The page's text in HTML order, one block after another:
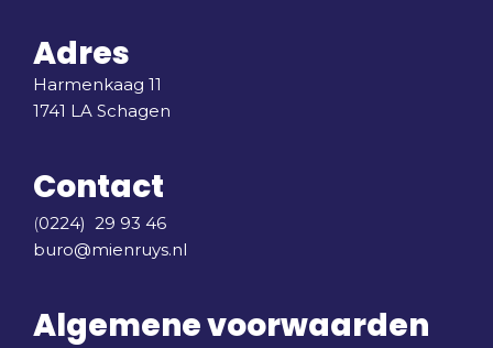
Adres
Harmenkaag 11
1741 LA Schagen
Contact
(0224) 29 93 46
buro@mienruys.nl
Algemene voorwaarden